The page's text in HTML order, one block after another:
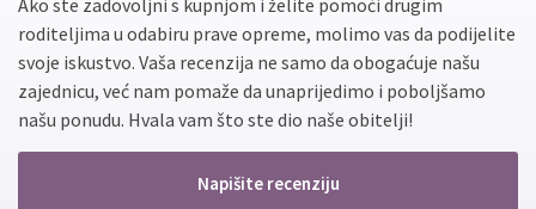
Ako ste zadovoljni s kupnjom i želite pomoći drugim
roditeljima u odabiru prave opreme, molimo vas da podijelite
svoje iskustvo. Vaša recenzija ne samo da obogaćuje našu
zajednicu, već nam pomaže da unaprijedimo i poboljšamo
našu ponudu. Hvala vam što ste dio naše obitelji!
Napišite recenziju